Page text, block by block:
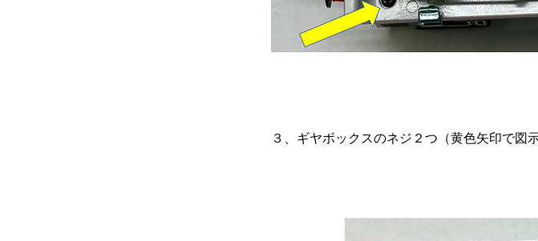
３、ギヤボックスのネジ２つ（黄色矢印で図